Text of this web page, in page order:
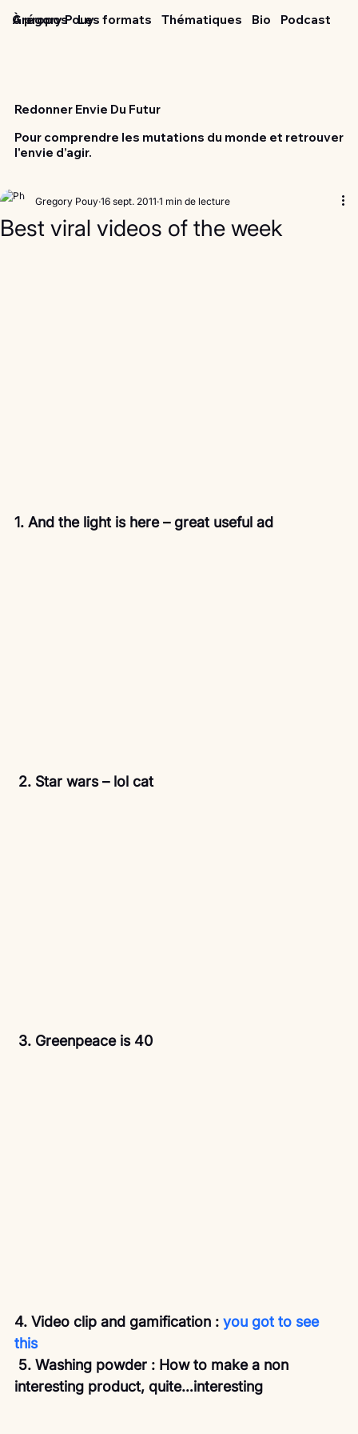
Grégory Pouy
À propos Les formats Thématiques Podcast
Bio
Redonner Envie Du Futur
Pour comprendre les mutations du monde et retrouver
l'envie d’agir.
Best viral videos of the week
Gregory Pouy 16 sept. 2011 1 min de lecture
1. And the light is here – great useful ad
2. Star wars – lol cat
3. Greenpeace is 40
4. Video clip and gamification : you got to see
this
interesting product, quite…interesting